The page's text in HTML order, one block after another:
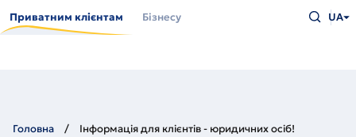
до
основного
Приватним клієнтам Бізнесу
що
UA
Головна Інформація для клієнтів - юридичних осіб!